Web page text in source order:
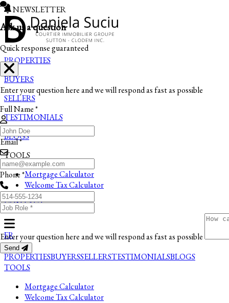
NEWSLETTER
PROPERTIES
BUYERS
SELLERS
TESTIMONIALS
BLOGS
TOOLS
Mortgage Calculator
Welcome Tax Calculator
CONTACT
FR
PROPERTIESBUYERSSELLERSTESTIMONIALSBLOGS
TOOLS
Mortgage Calculator
Welcome Tax Calculator
Ask us a question
Quick response guaranteed
Enter your question here and we will respond as fast as possible
Full Name *
Email *
Phone *
Enter your question here and we will respond as fast as possible
Send